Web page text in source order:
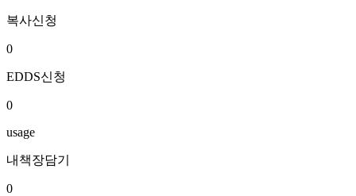
복사신청
0
EDDS신청
0
usage
내책장담기
0